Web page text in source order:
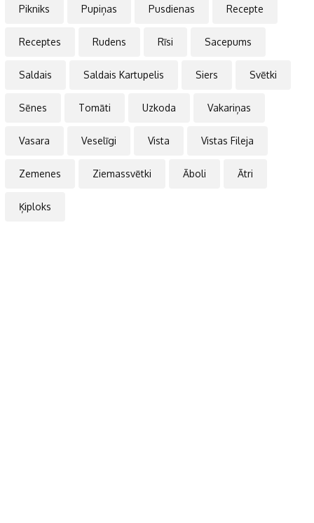
Pikniks Pupiņas Pusdienas Recepte
Receptes Rudens Rīsi Sacepums
Saldais Saldais Kartupelis Siers Svētki
Sēnes Tomāti Uzkoda Vakariņas
Vasara Veselīgi Vista Vistas Fileja
Zemenes Ziemassvētki Āboli Ātri
Ķiploks